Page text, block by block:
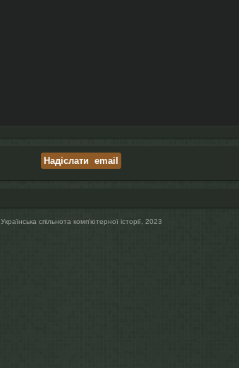
Українська спільнота компʼютерної історії, 2023